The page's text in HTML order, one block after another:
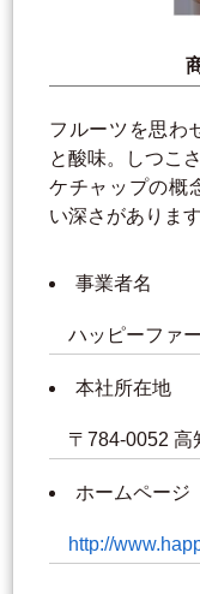
フルーツを思わ
と酸味。しつこ
ケチャップの概
い深さがあります
事業者名
ハッピーファ
本社所在地
〒784-0052 高
ホームページ
http://